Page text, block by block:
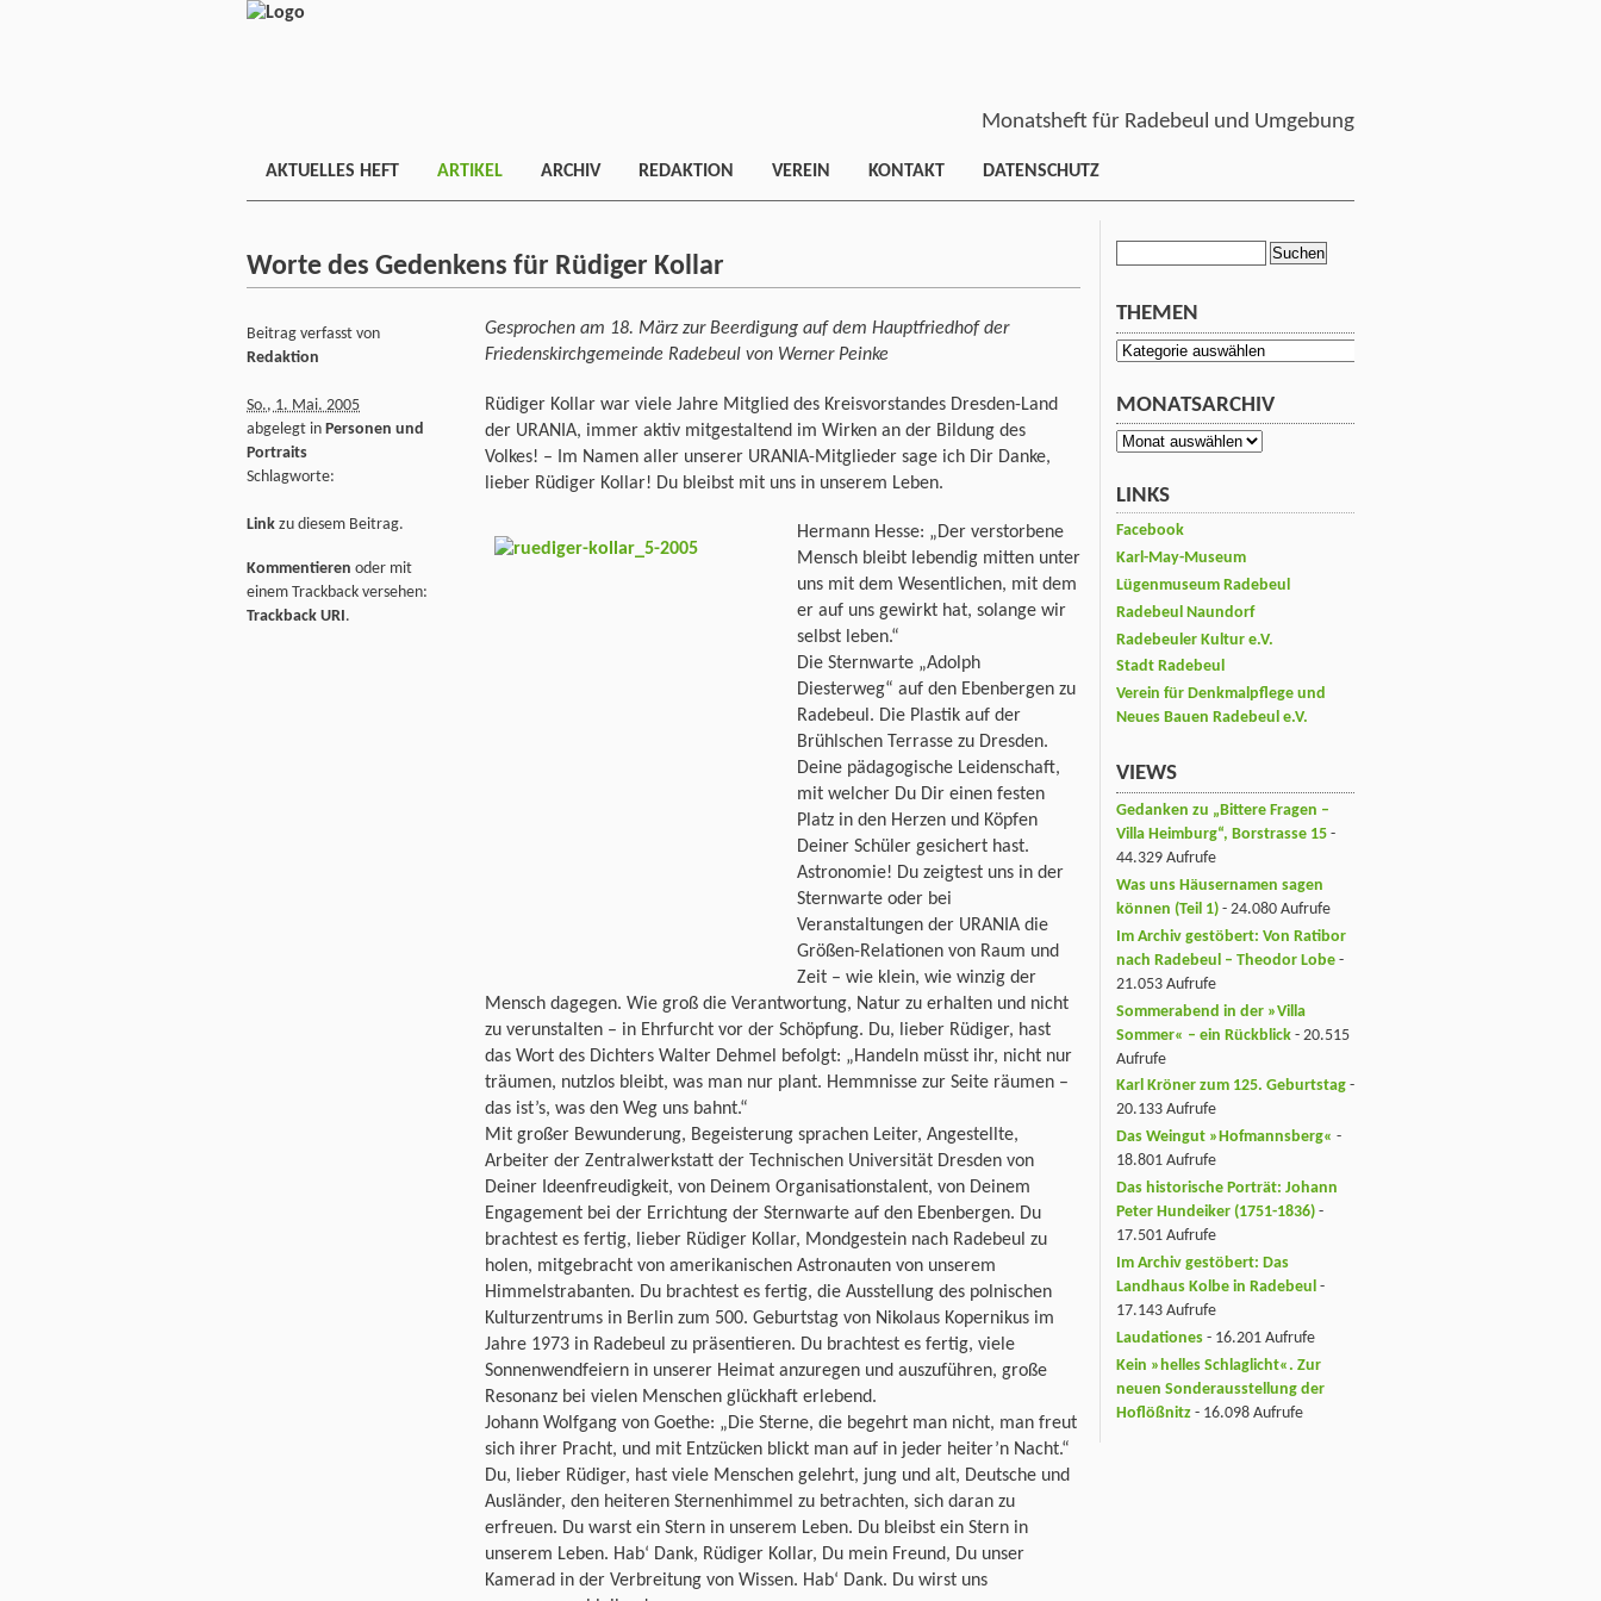
Monatsheft für Radebeul und Umgebung
AKTUELLES HEFT ARTIKEL ARCHIV REDAKTION VEREIN KONTAKT DATENSCHUTZ
Worte des Gedenkens für Rüdiger Kollar
Gesprochen am 18. März zur Beerdigung auf dem Hauptfriedhof der
Friedenskirchgemeinde Radebeul von Werner Peinke
Rüdiger Kollar war viele Jahre Mitglied des Kreisvorstandes Dresden-Land
der URANIA, immer aktiv mitgestaltend im Wirken an der Bildung des
Volkes! – Im Na­men aller unserer URANIA-Mitglieder sage ich Dir Danke,
lieber Rüdiger Kollar! Du bleibst mit uns in unserem Leben.
Hermann Hesse: „Der verstorbene
Mensch bleibt lebendig mitten unter
uns mit dem Wesentlichen, mit dem
er auf uns gewirkt hat, solange wir
selbst leben.“
Die Sternwarte „Adolph
Diesterweg“ auf den Ebenbergen zu
Radebeul. Die Plastik auf der
Brühlschen Terrasse zu Dresden.
Deine pädagogische Leidenschaft,
mit welcher Du Dir einen festen
Platz in den Herzen und Köpfen
Deiner Schüler gesichert hast.
Astronomie! Du zeigtest uns in der
Sternwarte oder bei
Veranstaltungen der URANIA die
Größen-Relationen von Raum und
Zeit – wie klein, wie winzig der
Mensch dagegen. Wie groß die Verantwortung, Natur zu erhalten und nicht
zu verunstalten – in Ehrfurcht vor der Schöpfung. Du, lieber Rüdiger, hast
das Wort des Dichters Walter Dehmel befolgt: „Handeln müsst ihr, nicht nur
träumen, nutzlos bleibt, was man nur plant. Hemmnisse zur Seite räumen –
das ist’s, was den Weg uns bahnt.“
Mit großer Bewunderung, Begeisterung sprachen Leiter, Angestellte,
Arbeiter der Zentralwerkstatt der Technischen Universität Dresden von
Deiner Ideenfreudigkeit, von Deinem Organisationstalent, von Deinem
Engagement bei der Errichtung der Sternwarte auf den Ebenbergen. Du
brachtest es fertig, lieber Rüdiger Kollar, Mondgestein nach Radebeul zu
holen, mitgebracht von amerikanischen Astronauten von unserem
Himmelstrabanten. Du brachtest es fertig, die Ausstellung des polnischen
Kulturzentrums in Berlin zum 500. Geburtstag von Nikolaus Kopernikus im
Jahre 1973 in Radebeul zu präsentieren. Du brachtest es fertig, viele
Sonnenwendfeiern in un­serer Heimat anzuregen und auszuführen, große
Resonanz bei vielen Menschen glückhaft erlebend.
Johann Wolfgang von Goethe: „Die Sterne, die begehrt man nicht, man freut
sich ihrer Pracht, und mit Entzücken blickt man auf in jeder heiter’n Nacht.“
Du, lieber Rüdiger, hast viele Menschen gelehrt, jung und alt, Deutsche und
Ausländer, den heiteren Sternenhimmel zu betrachten, sich daran zu
erfreuen. Du warst ein Stern in unserem Leben. Du bleibst ein Stern in
unserem Leben. Hab‘ Dank, Rüdiger Kollar, Du mein Freund, Du unser
Kamerad in der Verbreitung von Wissen. Hab‘ Dank. Du wirst uns
Beitrag verfasst von
Redaktion
So., 1. Mai. 2005
abgelegt in Personen und
Portraits
Schlagworte:
Link zu diesem Beitrag.
Kommentieren oder mit
einem Trackback versehen:
Trackback URI.
THEMEN
Themen
MONATSARCHIV
Monatsarchiv
LINKS
Facebook
Karl-May-Museum
Lügenmuseum Radebeul
Radebeul Naundorf
Radebeuler Kultur e.V.
Stadt Radebeul
Verein für Denkmalpflege und
Neues Bauen Radebeul e.V.
VIEWS
Gedanken zu „Bittere Fragen –
Villa Heimburg“, Borstrasse 15 -
44.329 Aufrufe
Was uns Häusernamen sagen
können (Teil 1) - 24.080 Aufrufe
Im Archiv gestöbert: Von Ratibor
nach Radebeul – Theodor Lobe -
21.053 Aufrufe
Sommerabend in der »Villa
Sommer« – ein Rückblick - 20.515
Aufrufe
Karl Kröner zum 125. Geburtstag -
20.133 Aufrufe
Das Weingut »Hofmannsberg« -
18.801 Aufrufe
Das historische Porträt: Johann
Peter Hundeiker (1751-1836) -
17.501 Aufrufe
Im Archiv gestöbert: Das
Landhaus Kolbe in Radebeul -
17.143 Aufrufe
Laudationes - 16.201 Aufrufe
Kein »helles Schlaglicht«. Zur
neuen Sonderausstellung der
Hoflößnitz - 16.098 Aufrufe